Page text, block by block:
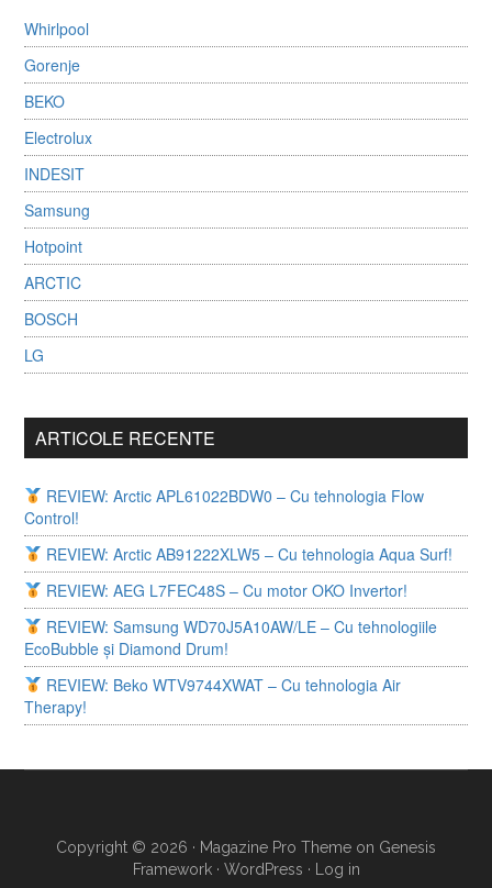
Whirlpool
Gorenje
BEKO
Electrolux
INDESIT
Samsung
Hotpoint
ARCTIC
BOSCH
LG
ARTICOLE RECENTE
REVIEW: Arctic APL61022BDW0 – Cu tehnologia Flow
Control!
REVIEW: Arctic AB91222XLW5 – Cu tehnologia Aqua Surf!
REVIEW: AEG L7FEC48S – Cu motor OKO Invertor!
REVIEW: Samsung WD70J5A10AW/LE – Cu tehnologiile
EcoBubble și Diamond Drum!
REVIEW: Beko WTV9744XWAT – Cu tehnologia Air
Therapy!
Copyright © 2026 · Magazine Pro Theme on Genesis
Framework· WordPress · Log in